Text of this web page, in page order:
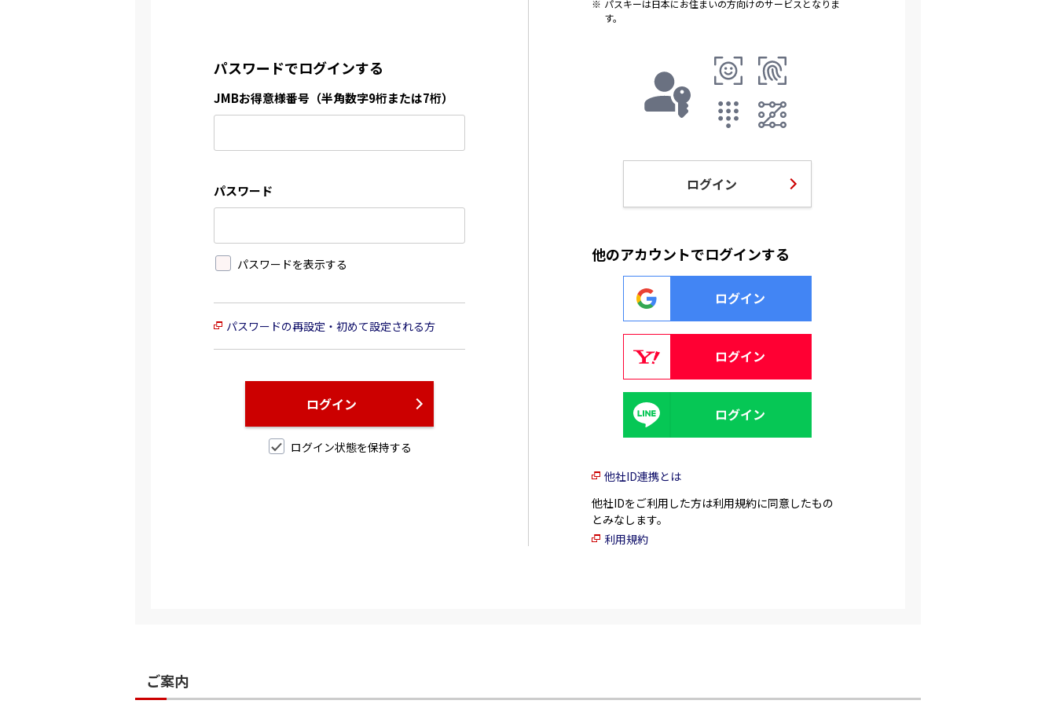
パスワードでログインする
JMBお得意様番号（半角数字9桁または7桁）
パスワード
パスワードを表示する
パスワードの再設定・初めて設定される方
ログイン
ログイン状態を保持する
パスキーは日本にお住まいの方向けのサービスとなりま
す。
ログイン
他のアカウントでログインする
他社ID連携とは
他社IDをご利用した方は利用規約に同意したもの
とみなします。
利用規約
ご案内